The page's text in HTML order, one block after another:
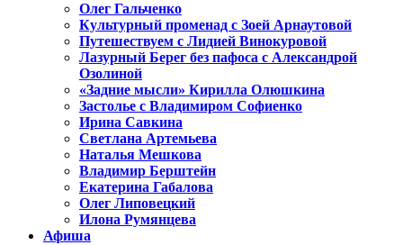
Олег Гальченко
Культурный променад с Зоей Арнаутовой
Путешествуем с Лидией Винокуровой
Лазурный Берег без пафоса с Александрой
Озолиной
«Задние мысли» Кирилла Олюшкина
Застолье с Владимиром Софиенко
Ирина Савкина
Светлана Артемьева
Наталья Мешкова
Владимир Берштейн
Екатерина Габалова
Олег Липовецкий
Илона Румянцева
Афиша